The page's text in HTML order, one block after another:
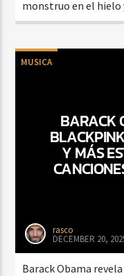
monstruo en el
MUSICA
BARACK
Y MÁS
rasco
DECEMBER 20,
Barack Obama